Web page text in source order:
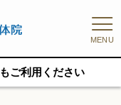
MENU
ご利用ください